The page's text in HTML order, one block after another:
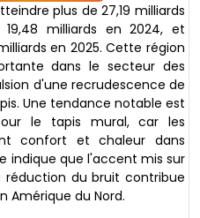
plus de 27,19 milliards
milliards en 2024, et
en 2025. Cette région
dans le secteur des
d'une recrudescence de
Une tendance notable est
le tapis mural, car les
confort et chaleur dans
indique que l'accent mis sur
du bruit contribue
Amérique du Nord.